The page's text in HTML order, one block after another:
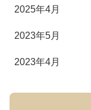
2025年4月
2023年5月
2023年4月